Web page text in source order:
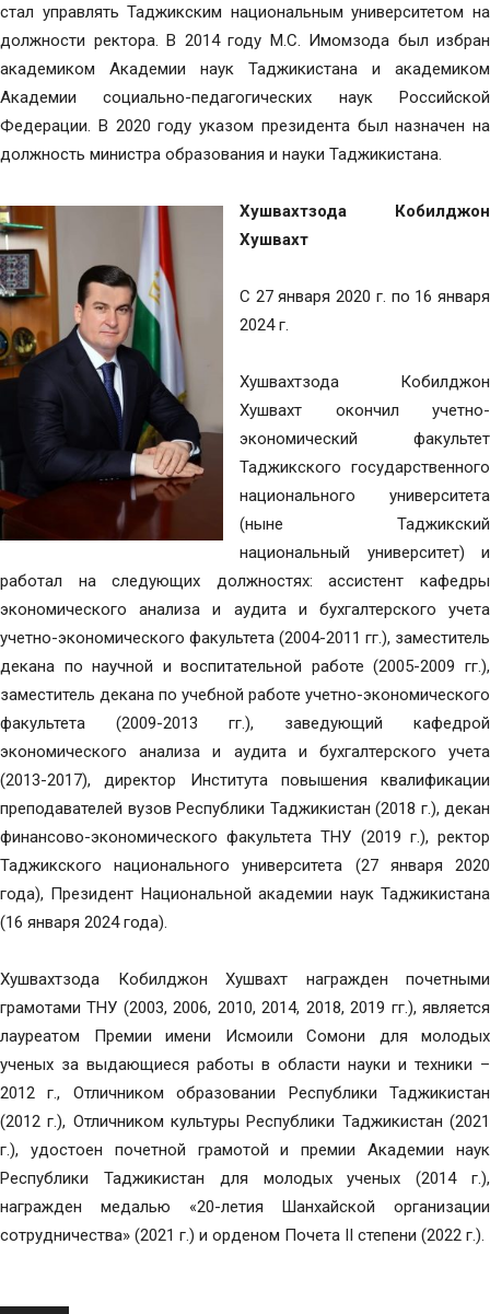
стал управлять Таджикским национальным университетом на
должности ректора. В 2014 году М.С. Имомзода был избран
академиком Академии наук Таджикистана и академиком
Академии социально-педагогических наук Российской
Федерации. В 2020 году указом президента был назначен на
должность министра образования и науки Таджикистана.
Хушвахтзода Кобилджон
Хушвахт
С 27 января 2020 г. по 16 января
2024 г.
Хушвахтзода Кобилджон
Хушвахт окончил учетно-
экономический факультет
Таджикского государственного
национального университета
(ныне Таджикский
национальный университет) и
работал на следующих должностях: ассистент кафедры
экономического анализа и аудита и бухгалтерского учета
учетно-экономического факультета (2004-2011 гг.), заместитель
декана по научной и воспитательной работе (2005-2009 гг.),
заместитель декана по учебной работе учетно-экономического
факультета (2009-2013 гг.), заведующий кафедрой
экономического анализа и аудита и бухгалтерского учета
(2013-2017), директор Института повышения квалификации
преподавателей вузов Республики Таджикистан (2018 г.), декан
финансово-экономического факультета ТНУ (2019 г.), ректор
Таджикского национального университета (27 января 2020
года), Президент Национальной академии наук Таджикистана
(16 января 2024 года).
Хушвахтзода Кобилджон Хушвахт награжден почетными
грамотами ТНУ (2003, 2006, 2010, 2014, 2018, 2019 гг.), является
лауреатом Премии имени Исмоили Сомони для молодых
ученых за выдающиеся работы в области науки и техники –
2012 г., Отличником образовании Республики Таджикистан
(2012 г.), Отличником культуры Республики Таджикистан (2021
г.), удостоен почетной грамотой и премии Академии наук
Республики Таджикистан для молодых ученых (2014 г.),
награжден медалью «20-летия Шанхайской организации
сотрудничества» (2021 г.) и орденом Почета II степени (2022 г.).